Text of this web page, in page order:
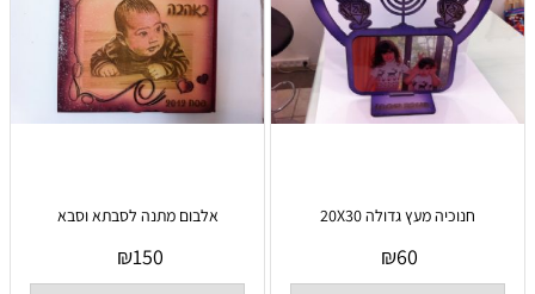
חנוכיה מעץ גדולה 20X30
₪60
אלבום מתנה לסבתא וסבא
₪150